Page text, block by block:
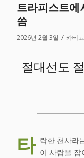
트라피스트에
씀
2026년 2월 3일 / 카테
절대선도
타 락한 천사라
이 사람을 잡